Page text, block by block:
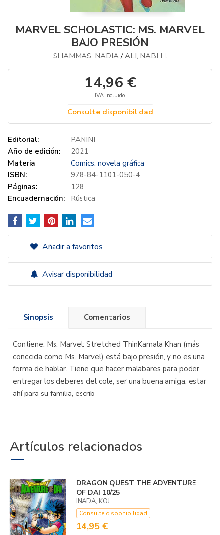
MARVEL SCHOLASTIC: MS. MARVEL
BAJO PRESIÓN
SHAMMAS, NADIA/ ALI, NABI H.
14,96 €
IVA incluido
Consulte disponibilidad
Editorial:
PANINI
Año de edición:
2021
Materia
Comics. novela gráfica
ISBN:
978-84-1101-050-4
Páginas:
128
Encuadernación:
Rústica
Añadir a favoritos
Avisar disponibilidad
Sinopsis Comentarios
Contiene: Ms. Marvel: Stretched ThinKamala Khan (más
conocida como Ms. Marvel) está bajo presión, y no es una
forma de hablar. Tiene que hacer malabares para poder
entregar los deberes del cole, ser una buena amiga, estar
ahí para su familia, escrib
Artículos relacionados
DRAGON QUEST THE ADVENTURE
OF DAI 10/25
INADA, KOJI
Consulte disponibilidad
14,95 €